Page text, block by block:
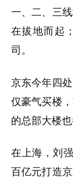
一、二、三
在拔地而起
司。
京东今年四
仅豪气买楼
的总部大楼
在上海，刘
百亿元打造